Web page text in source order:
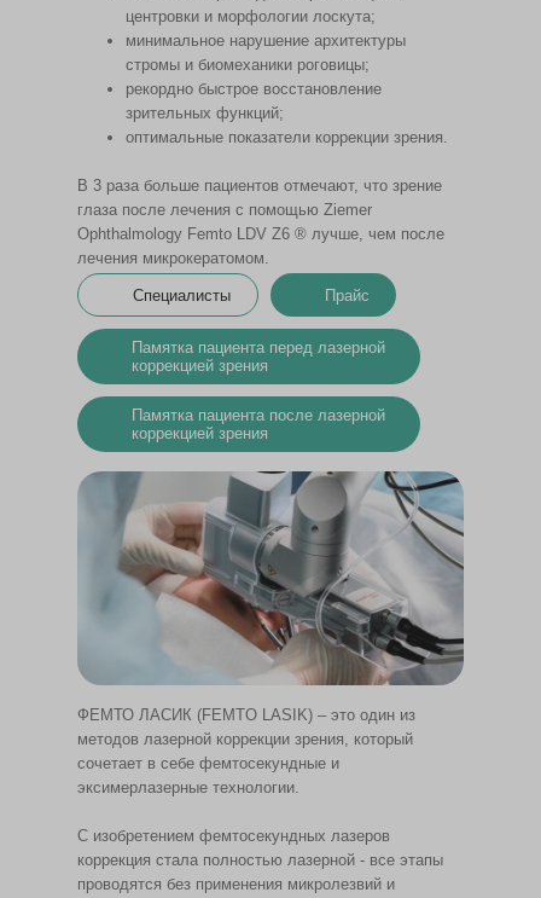
центровки и морфологии лоскута;
минимальное нарушение архитектуры
стромы и биомеханики роговицы;
рекордно быстрое восстановление
зрительных функций;
оптимальные показатели коррекции зрения.
В 3 раза больше пациентов отмечают, что зрение
глаза после лечения с помощью Ziemer
Ophthalmology Femto LDV Z6 ® лучше, чем после
лечения микрокератомом.
ФЕМТО ЛАСИК (FEMTO LASIK) – это один из
методов лазерной коррекции зрения, который
сочетает в себе фемтосекундные и
эксимерлазерные технологии.
С изобретением фемтосекундных лазеров
коррекция стала полностью лазерной - все этапы
проводятся без применения микролезвий и
Прайс
Специалисты
Памятка пациента перед лазерной
коррекцией зрения
Памятка пациента после лазерной
коррекцией зрения